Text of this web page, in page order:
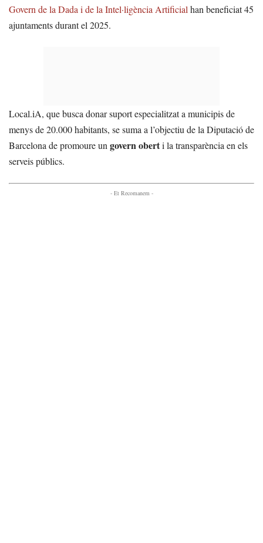
Govern de la Dada i de la Intel·ligència Artificial han beneficiat 45
ajuntaments durant el 2025.
Local.iA, que busca donar suport especialitzat a municipis de
menys de 20.000 habitants, se suma a l’objectiu de la Diputació de
Barcelona de promoure un govern oberti la transparència en els
serveis públics.
- Et Recomanem -